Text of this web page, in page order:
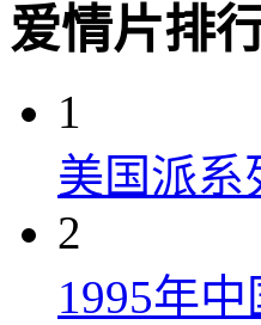
爱情片排
1
美国派系
2
1995年